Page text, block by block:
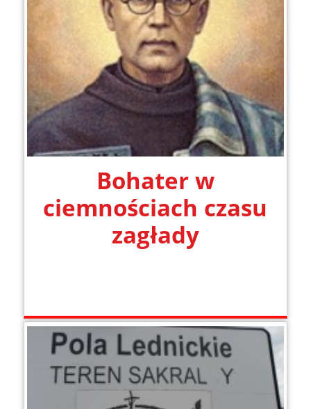
Bohater w
ciemnościach czasu
zagłady